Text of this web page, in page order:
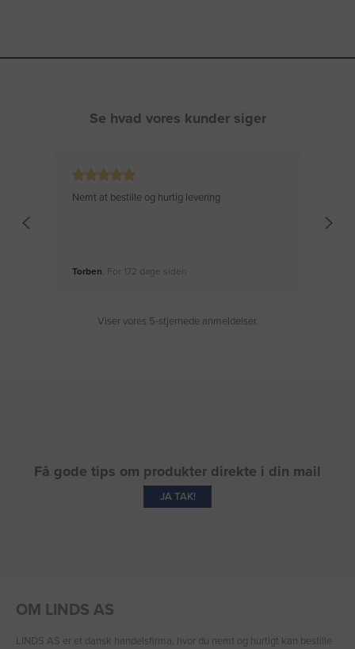
Se hvad vores kunder siger
Nemt at bestille og hurtig levering
Torben, For 172 dage siden
Viser vores 5-stjernede anmeldelser.
Få gode tips om produkter direkte i din mail
JA TAK!
OM LINDS AS
LINDS AS er et dansk handelsfirma, hvor du nemt og hurtigt kan bestille